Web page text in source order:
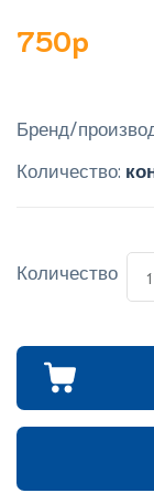
750p
Бренд/
Количество:
Количество